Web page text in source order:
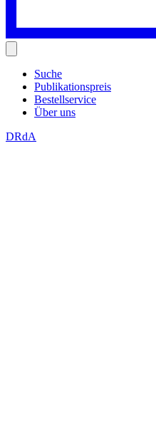
Suche
Publikationspreis
Bestellservice
Über uns
DRdA